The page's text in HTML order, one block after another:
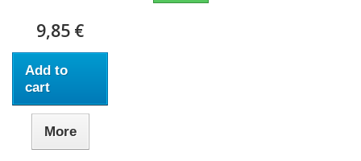
9,85 €
Add to
cart
More